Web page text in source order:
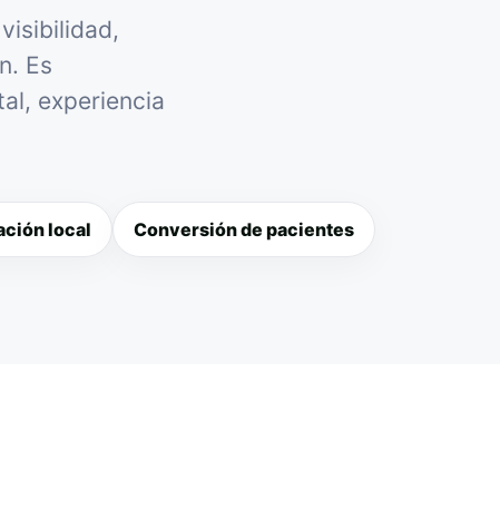
Es
experiencia
local Conversión de pacientes